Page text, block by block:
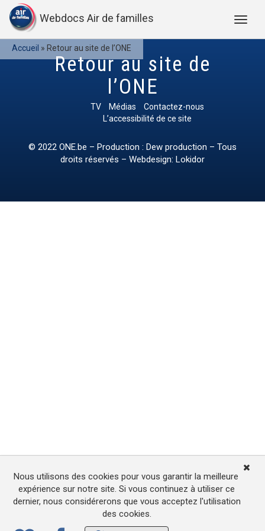
Webdocs Air de familles
Accueil » Retour au site de l’ONE
Retour au site de
l’ONE
TV Médias
Contactez-nous
L’accessibilité de ce site
© 2022 ONE.be – Production : Dew production – Tous
droits réservés – Webdesign: Lokidor
Nous utilisons des cookies pour vous garantir la meilleure
expérience sur notre site. Si vous continuez à utiliser ce
dernier, nous considérerons que vous acceptez l'utilisation
des cookies.